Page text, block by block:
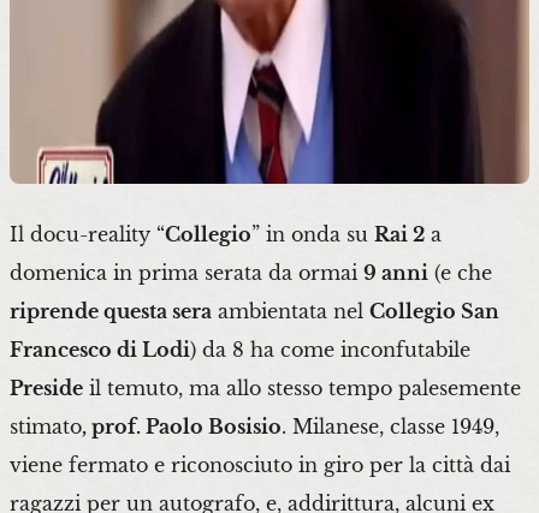
Il docu-reality “Collegio” in onda su Rai 2 a
domenica in prima serata da ormai 9 anni (e che
riprende questa sera ambientata nel Collegio San
Francesco di Lodi) da 8 ha come inconfutabile
Preside il temuto, ma allo stesso tempo palesemente
stimato, prof. Paolo Bosisio. Milanese, classe 1949,
viene fermato e riconosciuto in giro per la città dai
ragazzi per un autografo, e, addirittura, alcuni ex